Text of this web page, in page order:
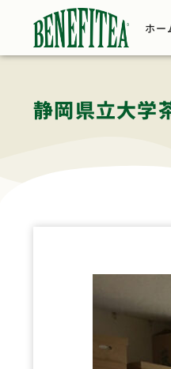
ホー
静岡県立大学